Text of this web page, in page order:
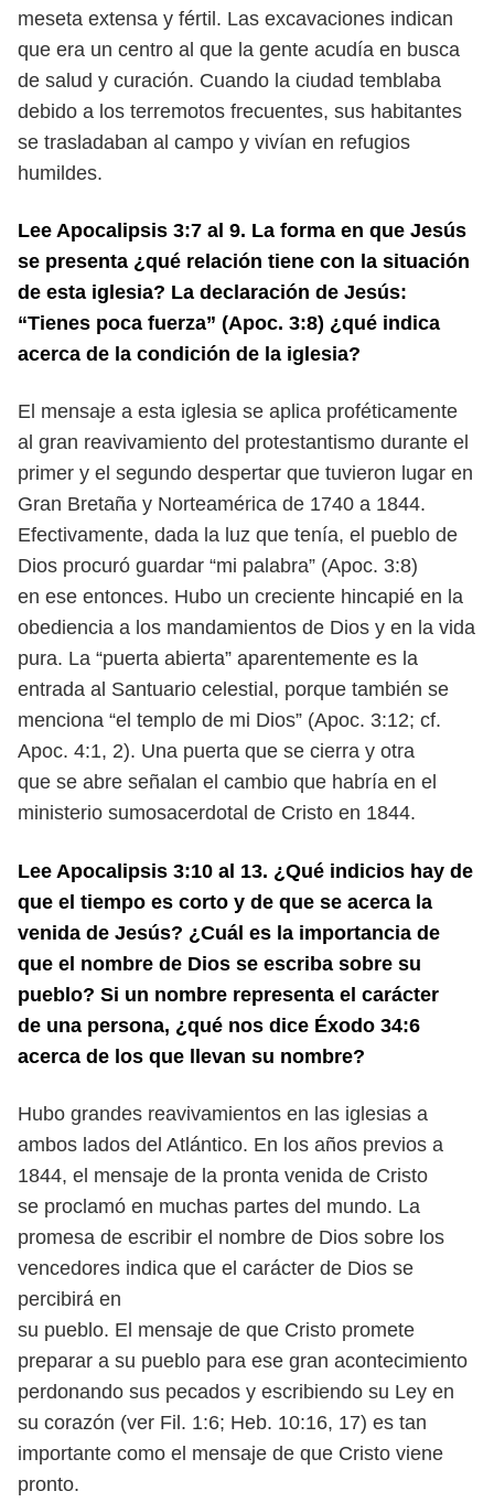
meseta extensa y fértil. Las excavaciones indican
que era un centro al que la gente acudía en busca
de salud y curación. Cuando la ciudad temblaba
debido a los terremotos frecuentes, sus habitantes
se trasladaban al campo y vivían en refugios
humildes.
Lee Apocalipsis 3:7 al 9. La forma en que Jesús
se presenta ¿qué relación tiene con la situación
de esta iglesia? La declaración de Jesús:
“Tienes poca fuerza” (Apoc. 3:8) ¿qué indica
acerca de la condición de la iglesia?
El mensaje a esta iglesia se aplica proféticamente
al gran reavivamiento del protestantismo durante el
primer y el segundo despertar que tuvieron lugar en
Gran Bretaña y Norteamérica de 1740 a 1844.
Efectivamente, dada la luz que tenía, el pueblo de
Dios procuró guardar “mi palabra” (Apoc. 3:8)
en ese entonces. Hubo un creciente hincapié en la
obediencia a los mandamientos de Dios y en la vida
pura. La “puerta abierta” aparentemente es la
entrada al Santuario celestial, porque también se
menciona “el templo de mi Dios” (Apoc. 3:12; cf.
Apoc. 4:1, 2). Una puerta que se cierra y otra
que se abre señalan el cambio que habría en el
ministerio sumosacerdotal de Cristo en 1844.
Lee Apocalipsis 3:10 al 13. ¿Qué indicios hay de
que el tiempo es corto y de que se acerca la
venida de Jesús? ¿Cuál es la importancia de
que el nombre de Dios se escriba sobre su
pueblo? Si un nombre representa el carácter
de una persona, ¿qué nos dice Éxodo 34:6
acerca de los que llevan su nombre?
Hubo grandes reavivamientos en las iglesias a
ambos lados del Atlántico. En los años previos a
1844, el mensaje de la pronta venida de Cristo
se proclamó en muchas partes del mundo. La
promesa de escribir el nombre de Dios sobre los
vencedores indica que el carácter de Dios se
percibirá en
su pueblo. El mensaje de que Cristo promete
preparar a su pueblo para ese gran acontecimiento
perdonando sus pecados y escribiendo su Ley en
su corazón (ver Fil. 1:6; Heb. 10:16, 17) es tan
importante como el mensaje de que Cristo viene
pronto.